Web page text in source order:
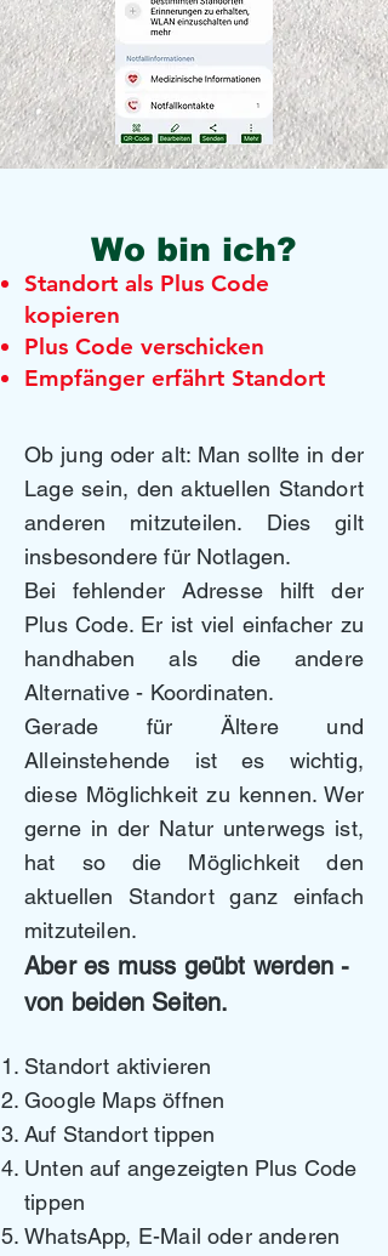
Wo bin ich?
Standort als Plus Code
kopieren
​Plus Code verschicken
Empfänger erfährt Standort
Ob jung oder alt: Man sollte in der
Lage sein, den aktuellen Standort
anderen mitzuteilen. Dies gilt
insbesondere für Notlagen.
Bei fehlender Adresse hilft der
Plus Code. Er ist viel einfacher zu
handhaben als die andere
Alternative - Koordinaten.
Gerade für Ältere und
Alleinstehende ist es wichtig,
diese Möglichkeit zu kennen. Wer
gerne in der Natur unterwegs ist,
hat so die Möglichkeit den
aktuellen Standort ganz einfach
mitzuteilen.
Aber es muss geübt werden -
von beiden Seiten.
Standort aktivieren
Google Maps öffnen
Auf Standort tippen
Unten auf angezeigten Plus Code
tippen
WhatsApp, E-Mail oder anderen